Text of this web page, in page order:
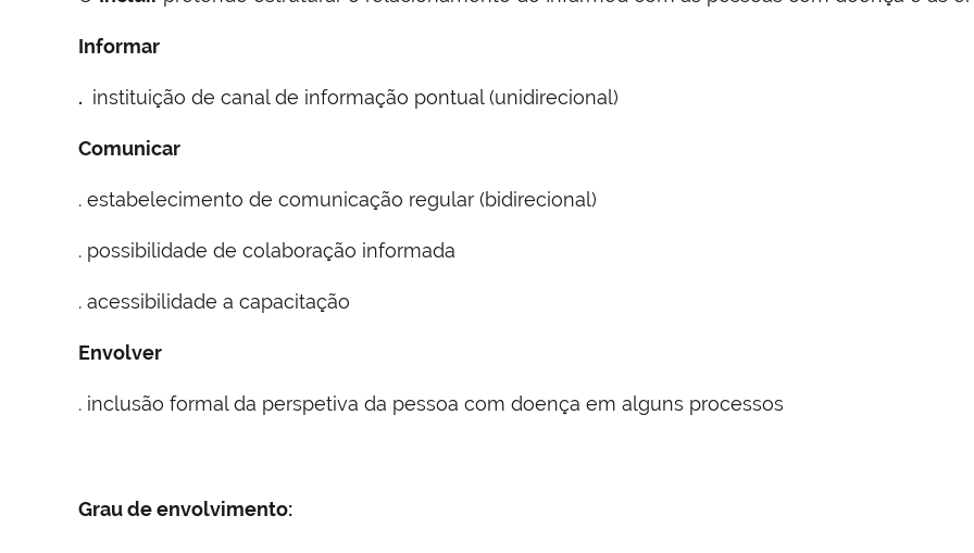
Informar
. instituição de canal de informação pontual (unidirecional)
Comunicar
. estabelecimento de comunicação regular (bidirecional)
. possibilidade de colaboração informada
. acessibilidade a capacitação
Envolver
. inclusão formal da perspetiva da pessoa com doença em alguns processos
Grau de envolvimento: